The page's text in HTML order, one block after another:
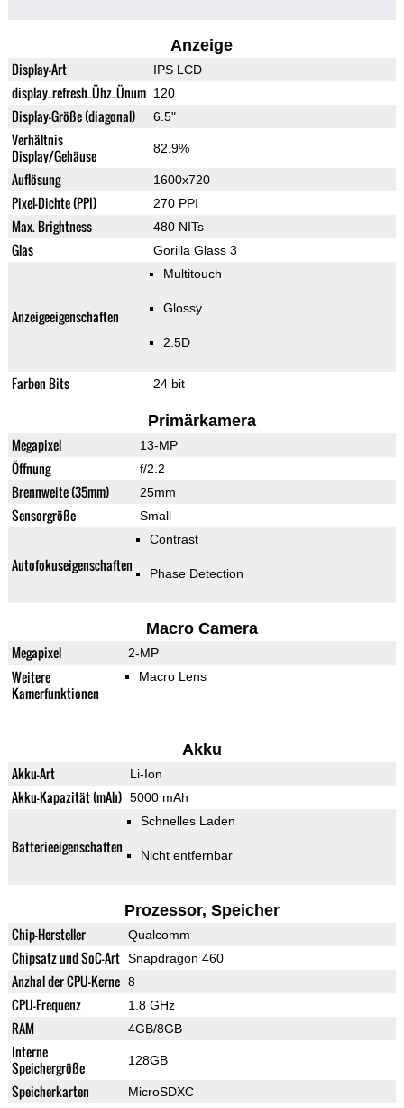
Anzeige
Display-Art IPS LCD
display_refresh_Ühz_Ünum 120
Display-Größe (diagonal) 6.5"
Verhältnis
Display/Gehäuse
82.9%
Auflösung 1600x720
Pixel-Dichte (PPI) 270 PPI
Max. Brightness 480 NITs
Glas Gorilla Glass 3
Anzeigeeigenschaften
Multitouch
Glossy
2.5D
Farben Bits 24 bit
Primärkamera
Megapixel 13-MP
Öffnung f/2.2
Brennweite (35mm) 25mm
Sensorgröße Small
Autofokuseigenschaften
Contrast
Phase Detection
Macro Camera
Megapixel 2-MP
Weitere
Kamerfunktionen
Macro Lens
Akku
Akku-Art Li-Ion
Akku-Kapazität (mAh) 5000 mAh
Batterieeigenschaften
Schnelles Laden
Nicht entfernbar
Prozessor, Speicher
Chip-Hersteller Qualcomm
Chipsatz und SoC-Art Snapdragon 460
Anzhal der CPU-Kerne 8
CPU-Frequenz 1.8 GHz
RAM 4GB/8GB
Interne
Speichergröße
128GB
Speicherkarten MicroSDXC